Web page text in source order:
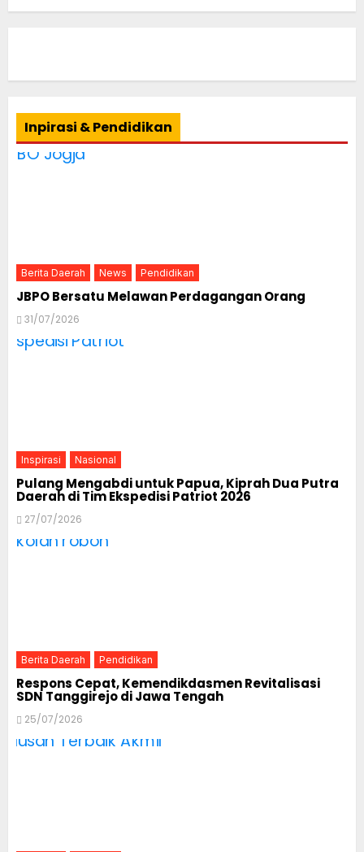
Inpirasi & Pendidikan
Berita Daerah News Pendidikan
JBPO Bersatu Melawan Perdagangan Orang
31/07/2026
Inspirasi Nasional
Pulang Mengabdi untuk Papua, Kiprah Dua Putra
Daerah di Tim Ekspedisi Patriot 2026
27/07/2026
Berita Daerah Pendidikan
Respons Cepat, Kemendikdasmen Revitalisasi
SDN Tanggirejo di Jawa Tengah
25/07/2026